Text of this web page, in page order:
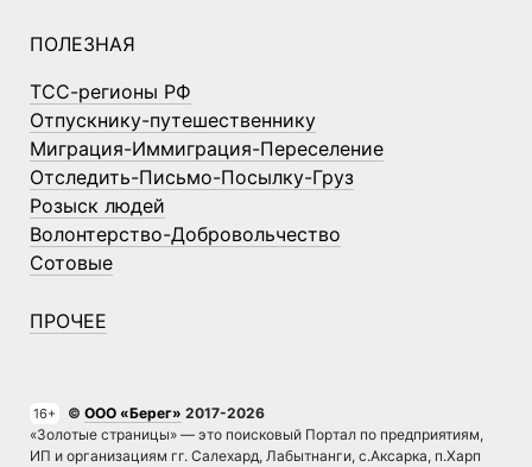
ПОЛЕЗНАЯ
ТСС-регионы РФ
Отпускнику-путешественнику
Миграция-Иммиграция-Переселение
Отследить-Письмо-Посылку-Груз
Розыск людей
Волонтерство-Добровольчество
Сотовые
ПРОЧЕЕ
16+ © ООО «Берег» 2017-2026
«Золотые страницы» — это поисковый Портал по предприятиям,
ИП и организациям гг. Салехард, Лабытнанги, с.Аксарка, п.Харп